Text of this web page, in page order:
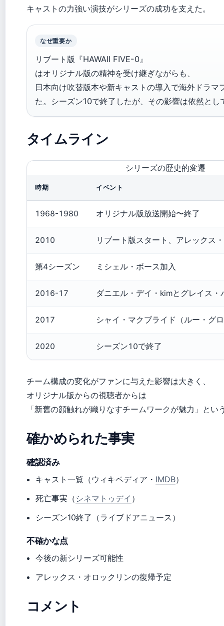
キャストの力強い演技がシリーズの成功を支えた。
なぜ重要か
リブート版『HAWAII FIVE-0』
はオリジナル版の精神を受け継ぎながらも、
日本向け吹替版本や新キャストの導入で海外ドラマ
た。シーズン10で終了したが、その影響は依然とし
タイムライン
シリーズの歴史的変遷
時期 イベント
1968-1980 オリジナル版放送開始〜終了
2010 リブート版スタート、アレックス
第4シーズン ミシェル・ボース加入
2016-17 ダニエル・デイ・kimとグレイス・
2017 シャイ・マクブライド（ルー・グ
2020 シーズン10で終了
チーム構成の変化がファンに与えた影響は大きく、
オリジナル版からの視聴者からは
「新舊の顔触れが織りなすチームワークが魅力」とい
確かめられた事実
確認済み
キャスト一覧（ウィキペディア・ IMDB）
死亡事実（ シネマトゥデイ ）
シーズン10終了（ライブドアニュース）
不確かな点
今後の新シリーズ可能性
アレックス・オロックリンの復帰予定
コメント